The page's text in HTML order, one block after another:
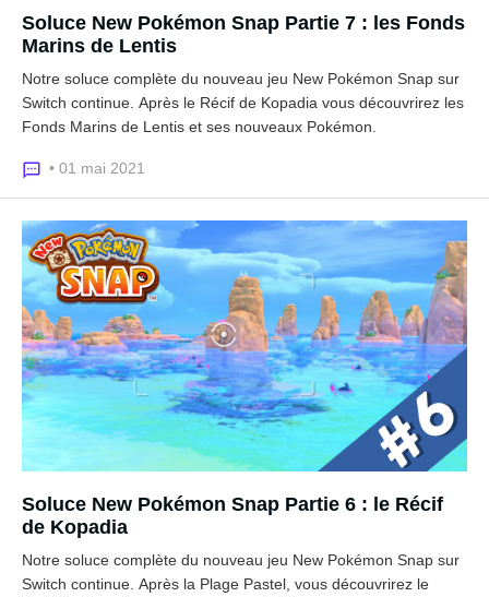
Soluce New Pokémon Snap Partie 7 : les Fonds
Marins de Lentis
Notre soluce complète du nouveau jeu New Pokémon Snap sur
Switch continue. Après le Récif de Kopadia vous découvrirez les
Fonds Marins de Lentis et ses nouveaux Pokémon.
• 01 mai 2021
Soluce New Pokémon Snap Partie 6 : le Récif
de Kopadia
Notre soluce complète du nouveau jeu New Pokémon Snap sur
Switch continue. Après la Plage Pastel, vous découvrirez le